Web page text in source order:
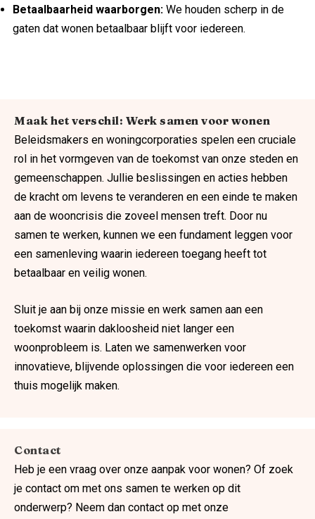
Betaalbaarheid waarborgen: We houden scherp in de
gaten dat wonen betaalbaar blijft voor iedereen.
Maak het verschil: Werk samen voor wonen
Beleidsmakers en woningcorporaties spelen een cruciale
rol in het vormgeven van de toekomst van onze steden en
gemeenschappen. Jullie beslissingen en acties hebben
de kracht om levens te veranderen en een einde te maken
aan de wooncrisis die zoveel mensen treft. Door nu
samen te werken, kunnen we een fundament leggen voor
een samenleving waarin iedereen toegang heeft tot
betaalbaar en veilig wonen.
Sluit je aan bij onze missie en werk samen aan een
toekomst waarin dakloosheid niet langer een
woonprobleem is. Laten we samenwerken voor
innovatieve, blijvende oplossingen die voor iedereen een
thuis mogelijk maken.
Contact
Heb je een vraag over onze aanpak voor wonen? Of zoek
je contact om met ons samen te werken op dit
onderwerp? Neem dan contact op met onze